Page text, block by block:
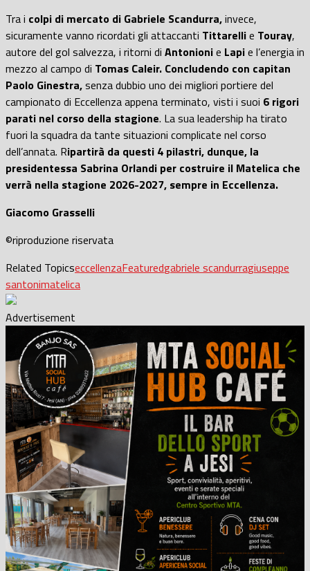
Tra i colpi di mercato di Gabriele Scandurra,invece,
sicuramente vanno ricordati gli attaccanti Tittarellie Touray,
autore del gol salvezza, i ritorni di Antonionie Lapie l’energia in
mezzo al campo di Tomas Caleir. Concludendo con capitan
Paolo Ginestra,senza dubbio uno dei migliori portiere del
campionato di Eccellenza appena terminato, visti i suoi 6 rigori
parati nel corso della stagione. La sua leadership ha tirato
fuori la squadra da tante situazioni complicate nel corso
dell’annata. Ripartirà da questi 4 pilastri, dunque, la
presidentessa Sabrina Orlandi per costruire il Matelica che
verrà nella stagione 2026-2027, sempre in Eccellenza.
Giacomo Grasselli
©riproduzione riservata
Related TopicseccellenzaFeaturedgabriele scandurragiuseppe
santonimatelica
Advertisement